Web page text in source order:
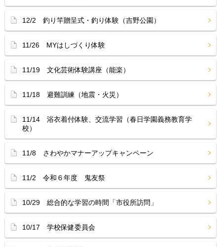
12/2 釣り竿贈呈式・釣り体験（吉野公園）
11/26 MYはしづくり体験
11/19 文化芸術体験講座（能楽）
11/18 避難訓練（地震・火災）
11/14 浴衣着付体験、交流学習（春日学園義務教育学
校）
11/8 さわやかマナーアップキャンペーン
11/2 令和６年度 鬼友祭
10/29 総合的な学習の時間「市役所訪問」
10/17 学校保健委員会